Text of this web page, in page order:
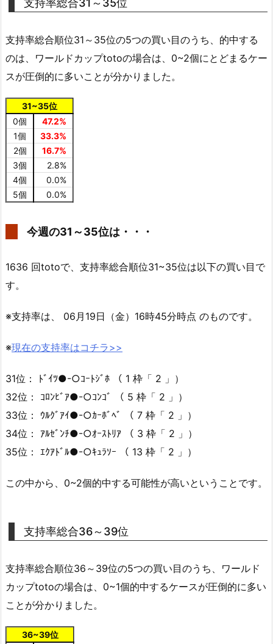
支持率総合順位31～35位の5つの買い目のうち、的中する
のは、ワールドカップtotoの場合は、0~2個にとどまるケー
スが圧倒的に多いことが分かりました。
31~35位
0個
47.2%
1個
33.3%
2個
16.7%
3個
2.8%
4個
0.0%
5個
0.0%
今週の31～35位は・・・
1636 回totoで、支持率総合順位31~35位は以下の買い目で
す。
※支持率は、 06月19日（金）16時45分時点 のものです。
※現在の支持率はコチラ>>
31位： ﾄﾞｲﾂ●-○ｺｰﾄｼﾞﾎ （ 1 枠「 2 」）
32位： ｺﾛﾝﾋﾞｱ●-○ｺﾝｺﾞ （ 5 枠「 2 」）
33位： ｳﾙｸﾞｱｲ●-○ｶｰﾎﾞﾍﾞ （ 7 枠「 2 」）
34位： ｱﾙｾﾞﾝﾁ●-○ｵｰｽﾄﾘｱ （ 3 枠「 2 」）
35位： ｴｸｱﾄﾞﾙ●-○ｷｭﾗｿｰ （ 13 枠「 2 」）
この中から、0~2個的中する可能性が高いということです。
支持率総合36～39位
支持率総合順位36～39位の5つの買い目のうち、ワールド
カップtotoの場合は、0~1個的中するケースが圧倒的に多い
ことが分かりました。
36~39位